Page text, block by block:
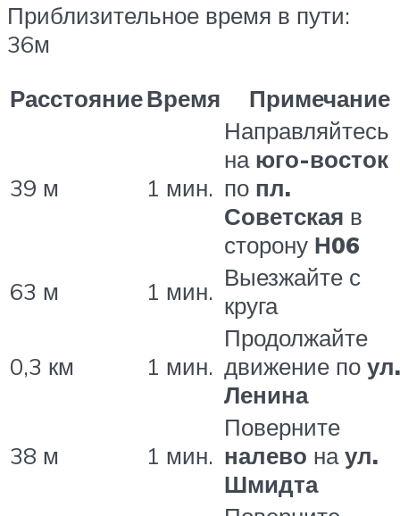
Приблизительное время в пути:
36м
РасстояниеВремя Примечание
39 м 1 мин.
Направляйтесь
на юго-восток
по пл.
Советская в
сторону Н06
63 м
1 мин. Выезжайте с
круга
0,3 км 1 мин.
Продолжайте
движение по ул.
Ленина
38 м 1 мин.
Поверните
налево наул.
Шмидта